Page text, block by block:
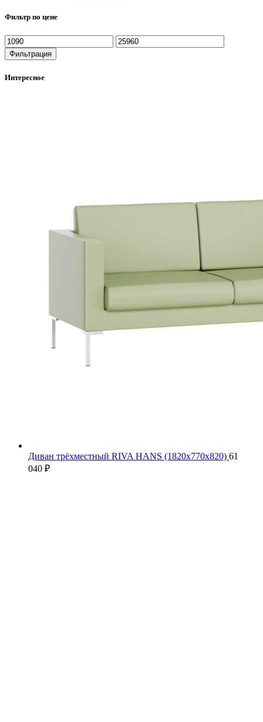
Фильтр по цене
Фильтрация
Интересное
Диван трёхместный RIVA HANS (1820х770х820) 61
040 ₽